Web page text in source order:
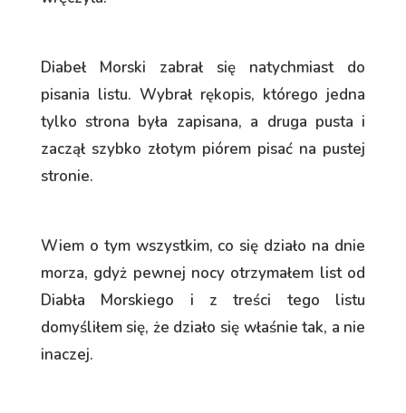
Diabeł Morski zabrał się natychmiast do
pisania listu. Wybrał rękopis, którego jedna
tylko strona była zapisana, a druga pusta i
zaczął szybko złotym piórem pisać na pustej
stronie.
Wiem o tym wszystkim, co się działo na dnie
morza, gdyż pewnej nocy otrzymałem list od
Diabła Morskiego i z treści tego listu
domyśliłem się, że działo się właśnie tak, a nie
inaczej.